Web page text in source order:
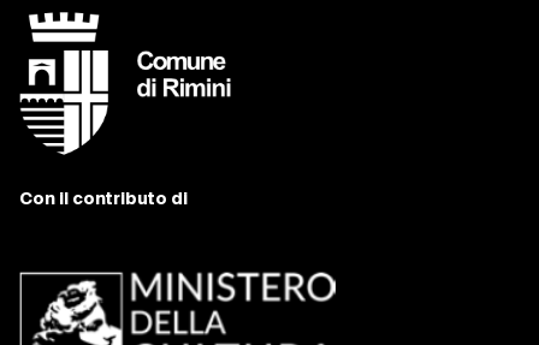
Con il contributo di